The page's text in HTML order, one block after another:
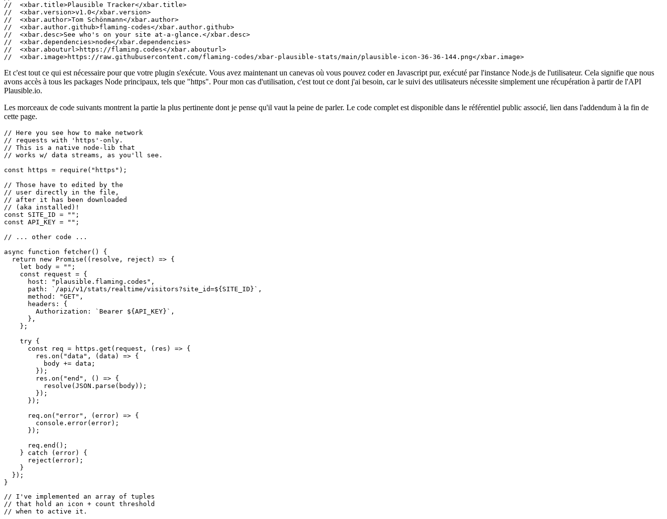
// user directly in the file,
// after it has been downloaded
// (aka installed)!
const SITE_ID = "";
const API_KEY = "";
// ... other code ...
  return new Promise((resolve, reject) => {
    let body = "";
    const request = {
      host: "plausible.flaming.codes",
      method: "GET",
      headers: {
        Authorization: `Bearer ${API_KEY}`,
      },
    };
    try {
      const req = https.get(request, (res) => {
        res.on("data", (data) => {
          body += data;
        });
        res.on("end", () => {
          resolve(JSON.parse(body));
        });
      });
      req.on("error", (error) => {
        console.error(error);
      });
      req.end();
    } catch (error) {
      reject(error);
// I've implemented an array of tuples
// that hold an icon + count threshold
// when to active it.
// The first entry doesn't render a
// string (which can be direclty used),
// but rather a mapping that results in
// the following code:
// `image="..." font=Menlo color=white`
// This is a special syntax that tells
// xbar to render a base64 image w/
// a custom font and color.
// 'plausibleIconWhite' is just the string
// for the base64-image.
const stepIcons = [
  [0, `${plausibleIconWhite} Menlo white`, "image font color"],
  [5, "💫"],
  [10, "⭐️"],
  [50, "🌟"],
  [100, "⚡️"],
  [500, "💥"],
// Actually rendering stuff in xbar
// is super simple - just output it